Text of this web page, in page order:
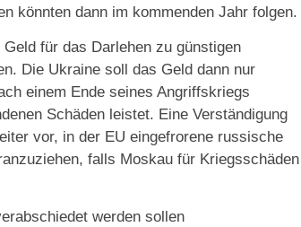
könnten dann im kommenden Jahr folgen.
für das Darlehen zu günstigen
Die Ukraine soll das Geld dann nur
einem Ende seines Angriffskriegs
Schäden leistet. Eine Verständigung
vor, in der EU eingefrorene russische
falls Moskau für Kriegsschäden
werden sollen